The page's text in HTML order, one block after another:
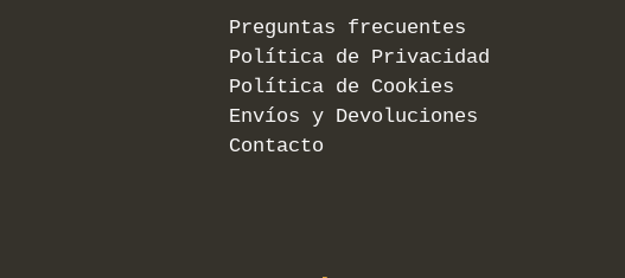
Preguntas frecuentes
Política de Privacidad
Política de Cookies
Envíos y Devoluciones
Contacto